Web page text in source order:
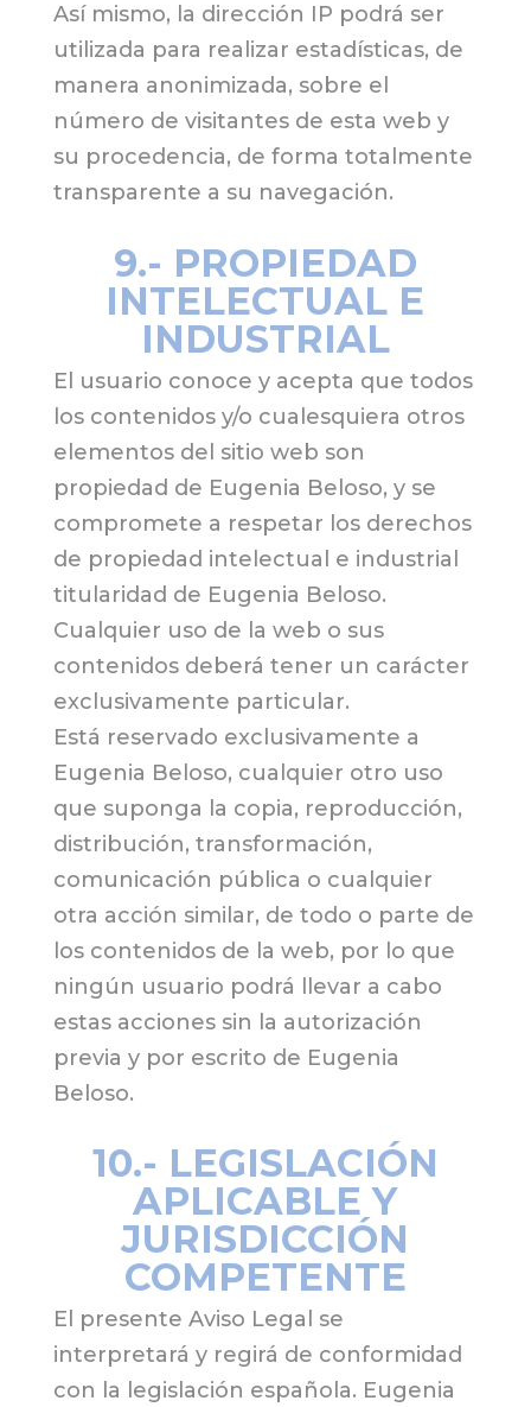
Así mismo, la dirección IP podrá ser
utilizada para realizar estadísticas, de
manera anonimizada, sobre el
número de visitantes de esta web y
su procedencia, de forma totalmente
transparente a su navegación.
9.- PROPIEDAD
INTELECTUAL E
INDUSTRIAL
El usuario conoce y acepta que todos
los contenidos y/o cualesquiera otros
elementos del sitio web son
propiedad de Eugenia Beloso, y se
compromete a respetar los derechos
de propiedad intelectual e industrial
titularidad de Eugenia Beloso.
Cualquier uso de la web o sus
contenidos deberá tener un carácter
exclusivamente particular.
Está reservado exclusivamente a
Eugenia Beloso, cualquier otro uso
que suponga la copia, reproducción,
distribución, transformación,
comunicación pública o cualquier
otra acción similar, de todo o parte de
los contenidos de la web, por lo que
ningún usuario podrá llevar a cabo
estas acciones sin la autorización
previa y por escrito de Eugenia
Beloso.
10.- LEGISLACIÓN
APLICABLE Y
JURISDICCIÓN
COMPETENTE
El presente Aviso Legal se
interpretará y regirá de conformidad
con la legislación española. Eugenia